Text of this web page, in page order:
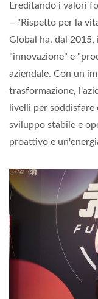
Ereditando i valori
—"Rispetto per la
Global ha, dal
"innovazione" e
aziendale. Con un
trasformazione,
livelli per soddisfare
sviluppo stabile e
proattivo e